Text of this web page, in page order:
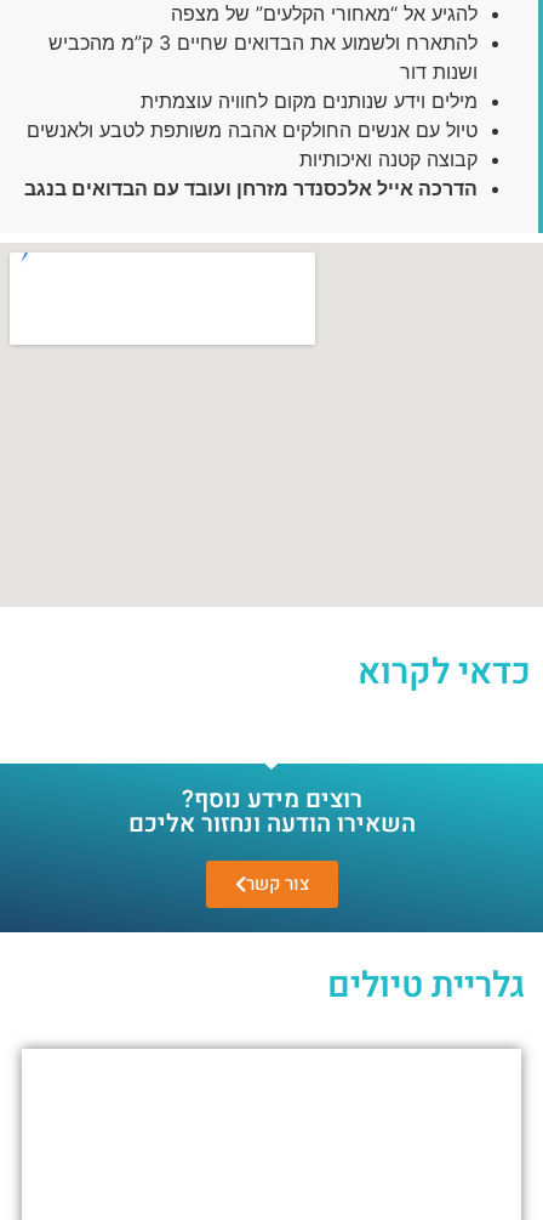
להגיע אל “מאחורי הקלעים” של מצפה
להתארח ולשמוע את הבדואים שחיים 3 ק”מ מהכביש
ושנות דור
מילים וידע שנותנים מקום לחוויה עוצמתית
טיול עם אנשים החולקים אהבה משותפת לטבע ולאנשים
קבוצה קטנה ואיכותיות
הדרכה אייל אלכסנדר מזרחן ועובד עם הבדואים בנגב
כדאי לקרוא
רוצים מידע נוסף?
השאירו הודעה ונחזור אליכם
צור קשר
גלריית טיולים